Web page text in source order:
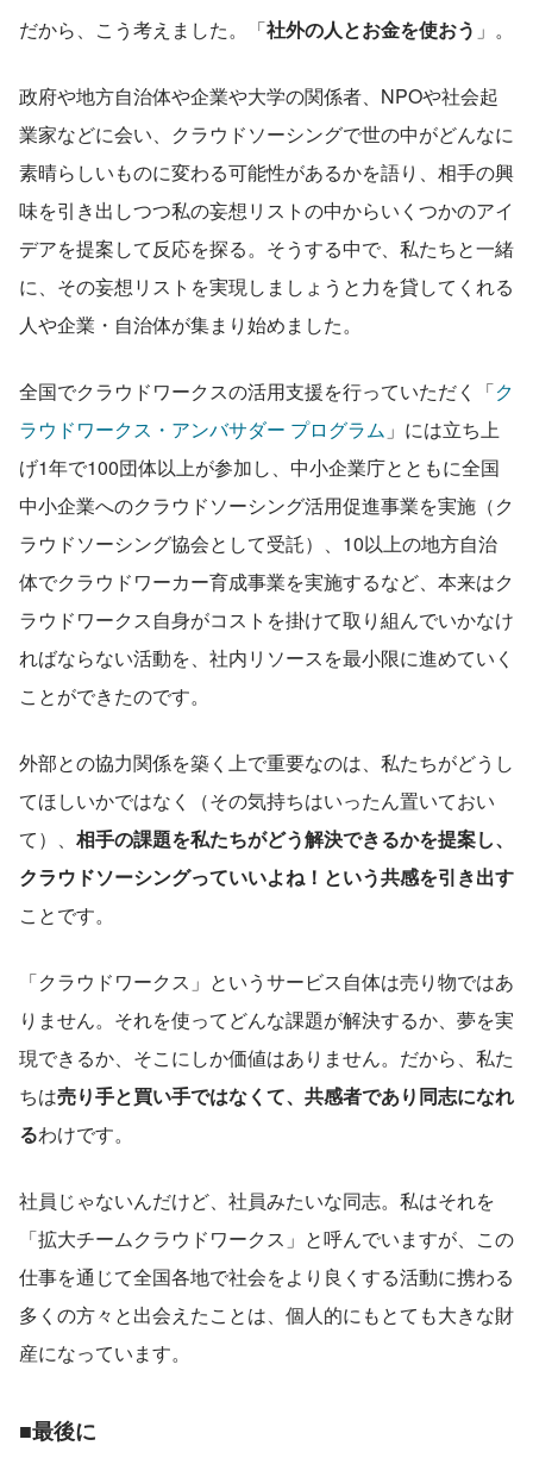
だから、こう考えました。「社外の人とお金を使おう 」。
政府や地方自治体や企業や大学の関係者、NPOや社会起
業家などに会い、クラウドソーシングで世の中がどんなに
素晴らしいものに変わる可能性があるかを語り、相手の興
味を引き出しつつ私の妄想リストの中からいくつかのアイ
デアを提案して反応を探る。そうする中で、私たちと一緒
に、その妄想リストを実現しましょうと力を貸してくれる
人や企業・自治体が集まり始めました。
全国でクラウドワークスの活用支援を行っていただく「ク
ラウドワークス・アンバサダー プログラム 」には立ち上
げ1年で100団体以上が参加し、中小企業庁とともに全国
中小企業へのクラウドソーシング活用促進事業を実施（ク
ラウドソーシング協会として受託）、10以上の地方自治
体でクラウドワーカー育成事業を実施するなど、本来はク
ラウドワークス自身がコストを掛けて取り組んでいかなけ
ればならない活動を、社内リソースを最小限に進めていく
ことができたのです。
外部との協力関係を築く上で重要なのは、私たちがどうし
てほしいかではなく（その気持ちはいったん置いておい
て）、 相手の課題を私たちがどう解決できるかを提案し、
クラウドソーシングっていいよね！という共感を引き出す
ことです。
「クラウドワークス」というサービス自体は売り物ではあ
りません。それを使ってどんな課題が解決するか、夢を実
現できるか、そこにしか価値はありません。だから、私た
ちは売り手と買い手ではなくて、共感者であり同志になれ
るわけです。
社員じゃないんだけど、社員みたいな同志。私はそれを
「拡大チームクラウドワークス」と呼んでいますが、この
仕事を通じて全国各地で社会をより良くする活動に携わる
多くの方々と出会えたことは、個人的にもとても大きな財
産になっています。
■最後に